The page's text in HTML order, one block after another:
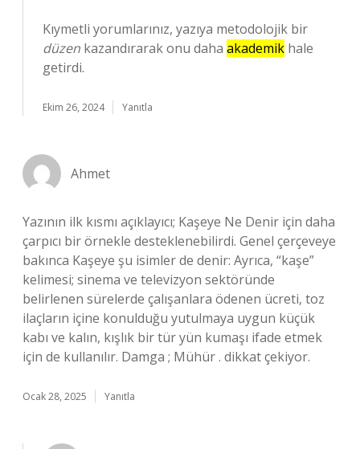
Kıymetli yorumlarınız, yazıya metodolojik bir
düzen kazandırarak onu daha akademik hale
getirdi.
Ekim 26, 2024 Yanıtla
Ahmet
Yazının ilk kısmı açıklayıcı; Kaşeye Ne Denir için daha
çarpıcı bir örnekle desteklenebilirdi. Genel çerçeveye
bakınca Kaşeye şu isimler de denir: Ayrıca, “kaşe”
kelimesi; sinema ve televizyon sektöründe
belirlenen sürelerde çalışanlara ödenen ücreti, toz
ilaçların içine konulduğu yutulmaya uygun küçük
kabı ve kalın, kışlık bir tür yün kumaşı ifade etmek
için de kullanılır. Damga ; Mühür . dikkat çekiyor.
Ocak 28, 2025 Yanıtla